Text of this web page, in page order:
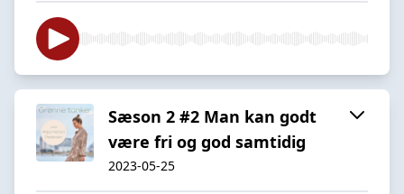
Sæson 2 #2 Man kan godt
være fri og god samtidig
2023-05-25